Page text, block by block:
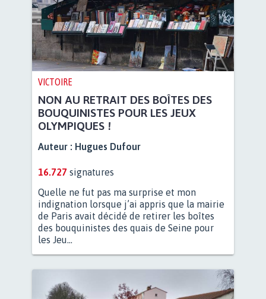
VICTOIRE
NON AU RETRAIT DES BOÎTES DES
BOUQUINISTES POUR LES JEUX
OLYMPIQUES !
Auteur : Hugues Dufour
16.727 signatures
Quelle ne fut pas ma surprise et mon
indignation lorsque j’ai appris que la mairie
de Paris avait décidé de retirer les boîtes
des bouquinistes des quais de Seine pour
les Jeu...